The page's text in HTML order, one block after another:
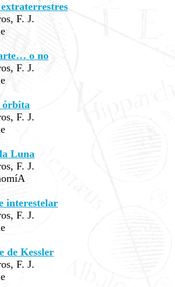
F. J.
o no
F. J.
órbita
F. J.
Luna
F. J.
interestelar
F. J.
de Kessler
F. J.